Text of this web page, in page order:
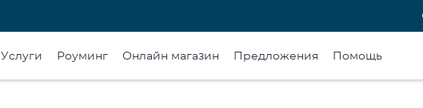
Услуги Роуминг Онлайн магазин Предложения Помощь